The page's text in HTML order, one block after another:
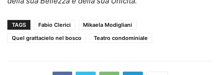
TAGS Fabio Clerici
Mikaela Modigliani
Quel grattacielo nel bosco
Teatro condominiale